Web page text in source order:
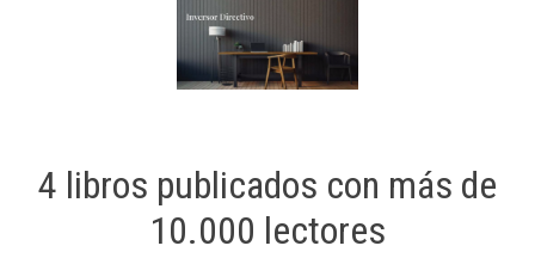
4 libros publicados con más de
10.000 lectores